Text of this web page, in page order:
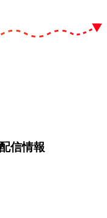
信情報